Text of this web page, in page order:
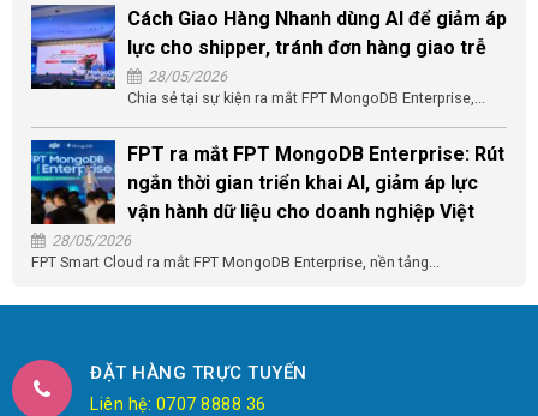
Cách Giao Hàng Nhanh dùng AI để giảm áp
lực cho shipper, tránh đơn hàng giao trễ
28/05/2026
Chia sẻ tại sự kiện ra mắt FPT MongoDB Enterprise,...
FPT ra mắt FPT MongoDB Enterprise: Rút
ngắn thời gian triển khai AI, giảm áp lực
vận hành dữ liệu cho doanh nghiệp Việt
28/05/2026
FPT Smart Cloud ra mắt FPT MongoDB Enterprise, nền tảng...
ĐẶT HÀNG TRỰC TUYẾN
Liên hệ: 0707 8888 36